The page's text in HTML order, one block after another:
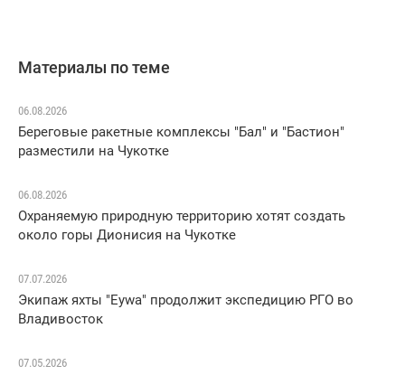
Материалы по теме
06.08.2026
Береговые ракетные комплексы "Бал" и "Бастион"
разместили на Чукотке
06.08.2026
Охраняемую природную территорию хотят создать
около горы Дионисия на Чукотке
07.07.2026
Экипаж яхты "Eywa" продолжит экспедицию РГО во
Владивосток
07.05.2026